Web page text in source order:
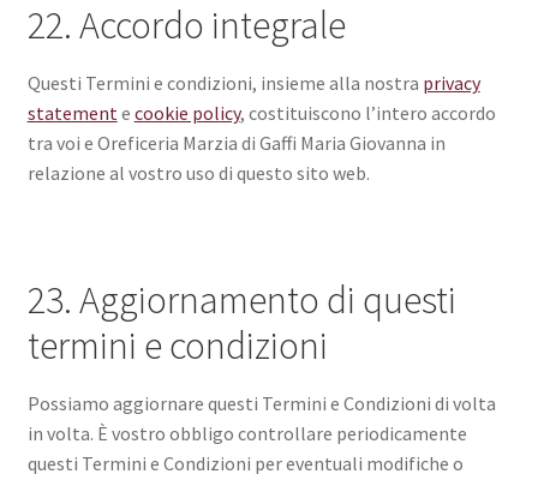
22. Accordo integrale
Questi Termini e condizioni, insieme alla nostra privacy
statemente cookie policy, costituiscono l’intero accordo
tra voi e Oreficeria Marzia di Gaffi Maria Giovanna in
relazione al vostro uso di questo sito web.
23. Aggiornamento di questi
termini e condizioni
Possiamo aggiornare questi Termini e Condizioni di volta
in volta. È vostro obbligo controllare periodicamente
questi Termini e Condizioni per eventuali modifiche o